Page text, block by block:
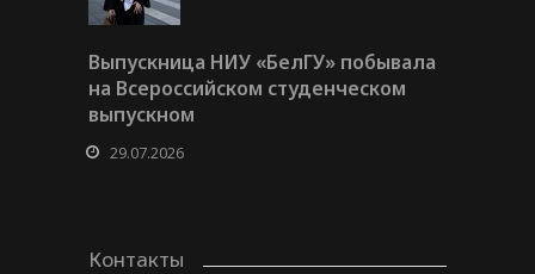
Выпускница НИУ «БелГУ» побывала
на Всероссийском студенческом
выпускном
29.07.2026
Контакты